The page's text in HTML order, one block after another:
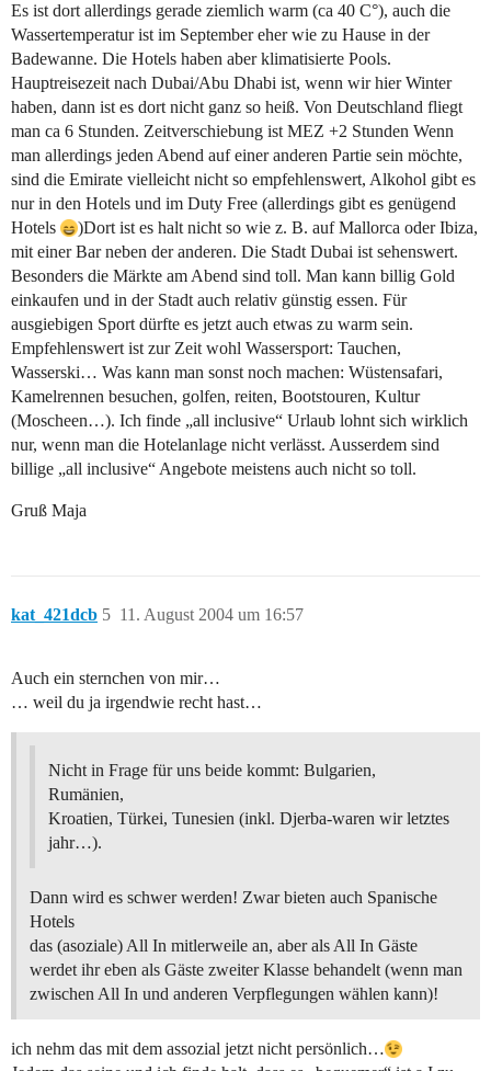
Es ist dort allerdings gerade ziemlich warm (ca 40 C°), auch die
Wassertemperatur ist im September eher wie zu Hause in der
Badewanne. Die Hotels haben aber klimatisierte Pools.
Hauptreisezeit nach Dubai/Abu Dhabi ist, wenn wir hier Winter
haben, dann ist es dort nicht ganz so heiß. Von Deutschland fliegt
man ca 6 Stunden. Zeitverschiebung ist MEZ +2 Stunden Wenn
man allerdings jeden Abend auf einer anderen Partie sein möchte,
sind die Emirate vielleicht nicht so empfehlenswert, Alkohol gibt es
nur in den Hotels und im Duty Free (allerdings gibt es genügend
Hotels
)Dort ist es halt nicht so wie z. B. auf Mallorca oder Ibiza,
mit einer Bar neben der anderen. Die Stadt Dubai ist sehenswert.
Besonders die Märkte am Abend sind toll. Man kann billig Gold
einkaufen und in der Stadt auch relativ günstig essen. Für
ausgiebigen Sport dürfte es jetzt auch etwas zu warm sein.
Empfehlenswert ist zur Zeit wohl Wassersport: Tauchen,
Wasserski… Was kann man sonst noch machen: Wüstensafari,
Kamelrennen besuchen, golfen, reiten, Bootstouren, Kultur
(Moscheen…). Ich finde „all inclusive“ Urlaub lohnt sich wirklich
nur, wenn man die Hotelanlage nicht verlässt. Ausserdem sind
billige „all inclusive“ Angebote meistens auch nicht so toll.
Gruß Maja
kat_421dcb 11. August 2004 um 16:57
5
Auch ein sternchen von mir…
… weil du ja irgendwie recht hast…
Nicht in Frage für uns beide kommt: Bulgarien,
Rumänien,
Kroatien, Türkei, Tunesien (inkl. Djerba-waren wir letztes
jahr…).
Dann wird es schwer werden! Zwar bieten auch Spanische
Hotels
das (asoziale) All In mitlerweile an, aber als All In Gäste
werdet ihr eben als Gäste zweiter Klasse behandelt (wenn man
zwischen All In und anderen Verpflegungen wählen kann)!
ich nehm das mit dem assozial jetzt nicht persönlich…